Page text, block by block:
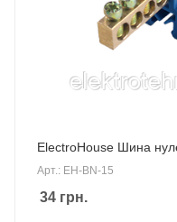
ElectroHouse Шина
Арт.: EH-BN-15
34 грн.